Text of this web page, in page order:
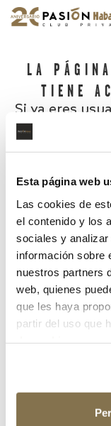
Esta página web
Las cookies de
el contenido y los
sociales y
información sobre
nuestros partners
web, quienes
que les haya
partir del uso que
LA
TIENE
Si ya eres
¿Has olvidado tu